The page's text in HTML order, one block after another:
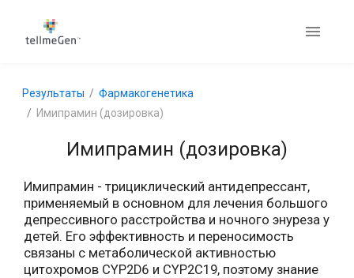
Результаты
Фармакогенетика
Имипрамин (дозировка)
Имипрамин (дозировка)
Имипрамин - трициклический антидепрессант,
применяемый в основном для лечения большого
депрессивного расстройства и ночного энуреза у
детей. Его эффективность и переносимость
связаны с метаболической активностью
цитохромов CYP2D6 и CYP2C19, поэтому знание